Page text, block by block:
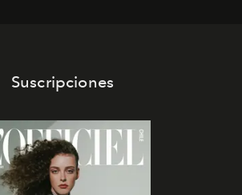
Suscripciones